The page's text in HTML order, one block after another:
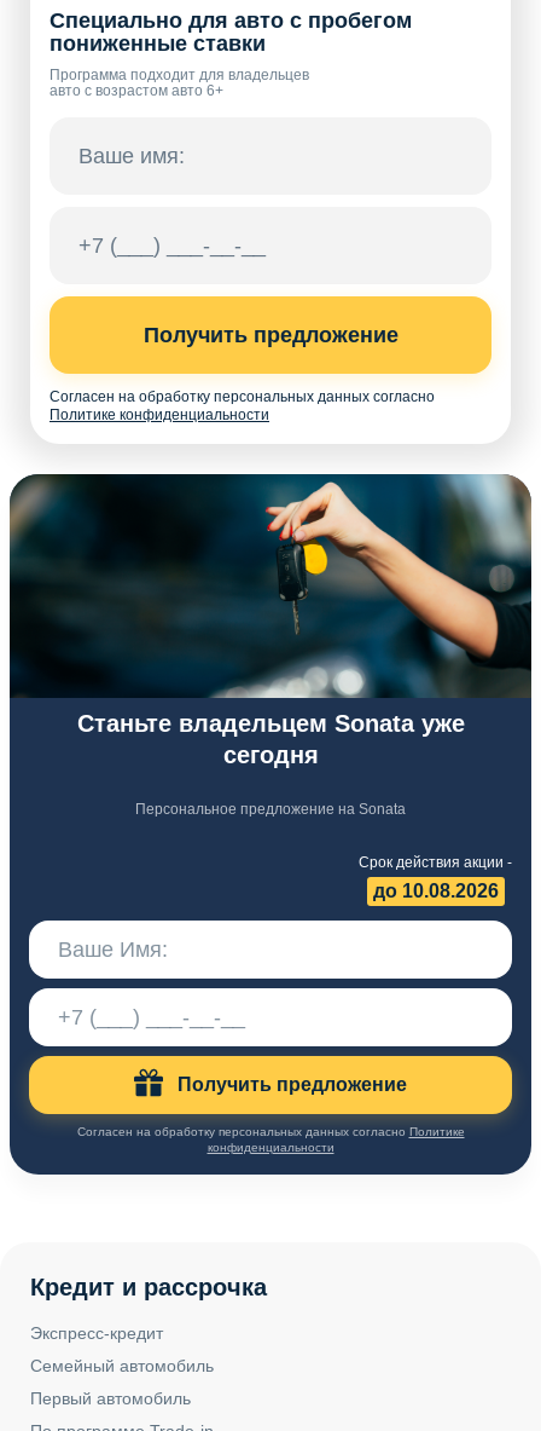
Специально для авто с пробегом
пониженные ставки
Программа подходит для владельцев
авто с возрастом авто 6+
Получить предложение
Согласен на обработку персональных данных согласно
Политике конфиденциальности
Станьте владельцем Sonata уже
сегодня
Персональное предложение на Sonata
Срок действия акции -
до 10.08.2026
Получить предложение
Согласен на обработку персональных данных согласно Политике
конфиденциальности
Кредит и рассрочка
Экспресс-кредит
Семейный автомобиль
Первый автомобиль